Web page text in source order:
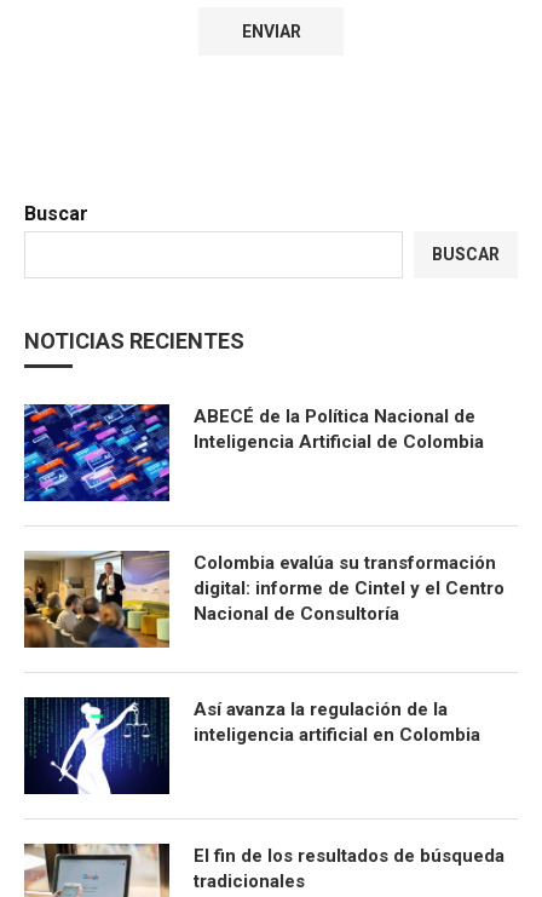
Buscar
BUSCAR
NOTICIAS RECIENTES
ABECÉ de la Política Nacional de
Inteligencia Artificial de Colombia
Colombia evalúa su transformación
digital: informe de Cintel y el Centro
Nacional de Consultoría
Así avanza la regulación de la
inteligencia artificial en Colombia
El fin de los resultados de búsqueda
tradicionales